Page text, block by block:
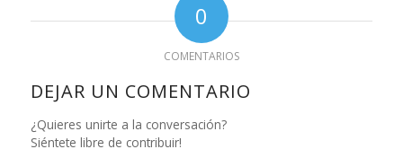
0
COMENTARIOS
DEJAR UN COMENTARIO
¿Quieres unirte a la conversación?
Siéntete libre de contribuir!